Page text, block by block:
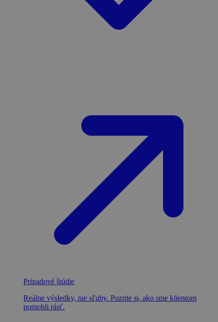
Prípadové štúdie
Reálne výsledky, nie sľuby. Pozrite si, ako sme klientom
pomohli rásť.